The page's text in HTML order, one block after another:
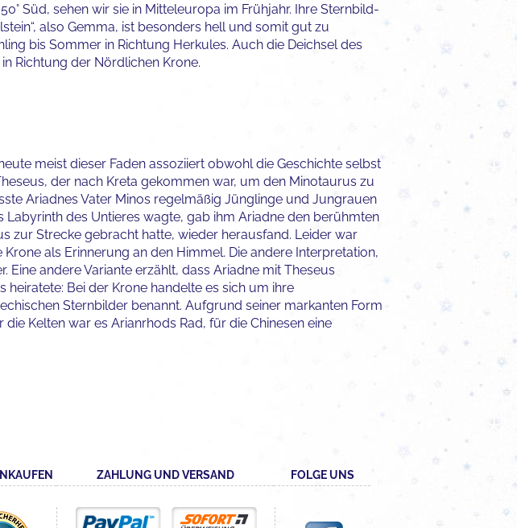
Süd, sehen wir sie in Mitteleuropa im Frühjahr. Ihre Sternbild-
also Gemma, ist besonders hell und somit gut zu
bis Sommer in Richtung Herkules. Auch die Deichsel des
Richtung der Nördlichen Krone.
meist dieser Faden assoziiert obwohl die Geschichte selbst
der nach Kreta gekommen war, um den Minotaurus zu
Ariadnes Vater Minos regelmäßig Jünglinge und Jungrauen
des Untieres wagte, gab ihm Ariadne den berühmten
zur Strecke gebracht hatte, wieder herausfand. Leider war
als Erinnerung an den Himmel. Die andere Interpretation,
andere Variante erzählt, dass Ariadne mit Theseus
Bei der Krone handelte es sich um ihre
Sternbilder benannt. Aufgrund seiner markanten Form
Kelten war es Arianrhods Rad, für die Chinesen eine
ZAHLUNG UND VERSAND FOLGE UNS